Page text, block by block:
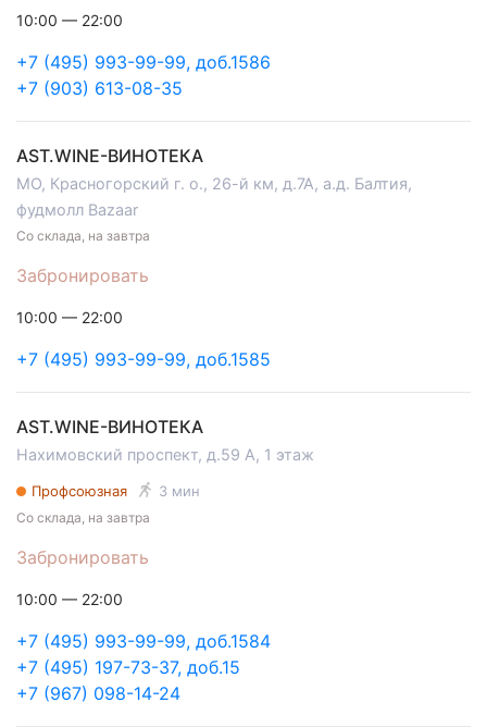
+7 (495) 993-99-99, доб.1586
+7 (903) 613-08-35
10:00 — 22:00
AST.WINE-ВИНОТЕКА
МО, Красногорский г. о., 26-й км, д.7А, а.д. Балтия,
фудмолл Bazaar
Забронировать
Со склада, на завтра
+7 (495) 993-99-99, доб.1585
10:00 — 22:00
AST.WINE-ВИНОТЕКА
Нахимовский проспект, д.59 А, 1 этаж
Профсоюзная 3 мин
Забронировать
Со склада, на завтра
+7 (495) 993-99-99, доб.1584
+7 (495) 197-73-37, доб.15
+7 (967) 098-14-24
10:00 — 22:00